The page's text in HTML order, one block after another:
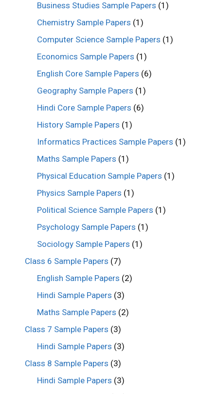
Business Studies Sample Papers (1)
Chemistry Sample Papers (1)
Computer Science Sample Papers (1)
Economics Sample Papers (1)
English Core Sample Papers (6)
Geography Sample Papers (1)
Hindi Core Sample Papers (6)
History Sample Papers (1)
Informatics Practices Sample Papers (1)
Maths Sample Papers (1)
Physical Education Sample Papers (1)
Physics Sample Papers (1)
Political Science Sample Papers (1)
Psychology Sample Papers (1)
Sociology Sample Papers (1)
Class 6 Sample Papers (7)
English Sample Papers (2)
Hindi Sample Papers (3)
Maths Sample Papers (2)
Class 7 Sample Papers (3)
Hindi Sample Papers (3)
Class 8 Sample Papers (3)
Hindi Sample Papers (3)